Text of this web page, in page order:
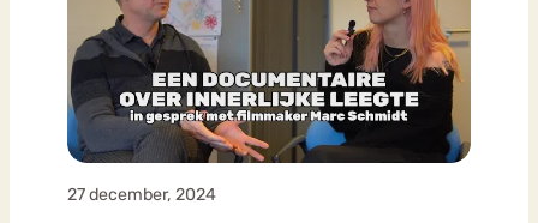
27 december, 2024